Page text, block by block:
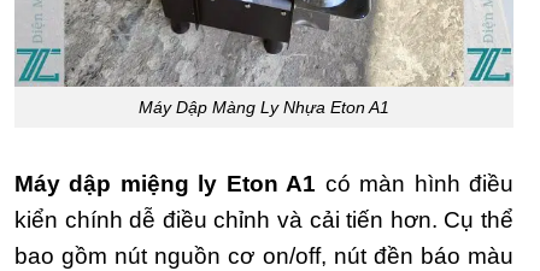
Máy Dập Màng Ly Nhựa Eton A1
Máy dập miệng ly Eton A1 có màn hình điều
kiển chính dễ điều chỉnh và cải tiến hơn. Cụ thể
bao gồm nút nguồn cơ on/off, nút đền báo màu